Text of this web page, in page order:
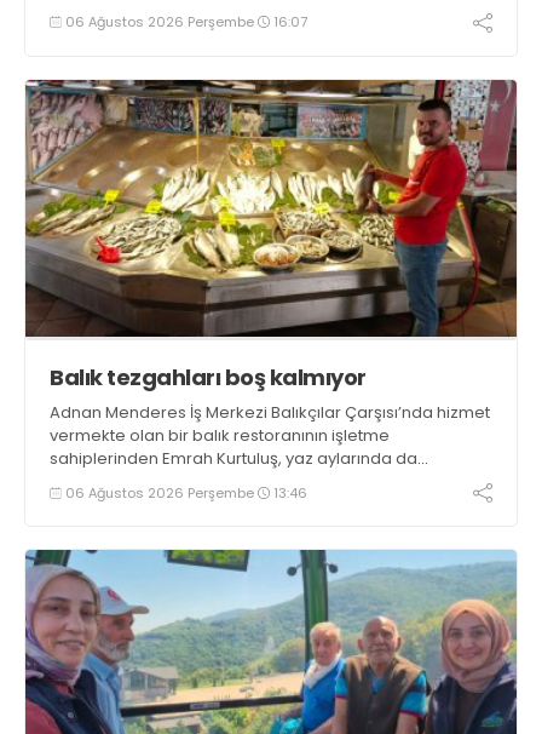
tamamlayacaklarını ifade ederek açıklamalarda
bulundu. Kocaman, “Gölcük’te ve Kocaeli genelinde ses
06 Ağustos 2026 Perşembe 16:07
Balık tezgahları boş kalmıyor
Adnan Menderes İş Merkezi Balıkçılar Çarşısı’nda hizmet
vermekte olan bir balık restoranının işletme
sahiplerinden Emrah Kurtuluş, yaz aylarında da
tezgahlarda taze balık bulunduğunu ifade ederek “Yıl
boyunca tezgahlarda taze balık bulmak mümkün
06 Ağustos 2026 Perşembe 13:46